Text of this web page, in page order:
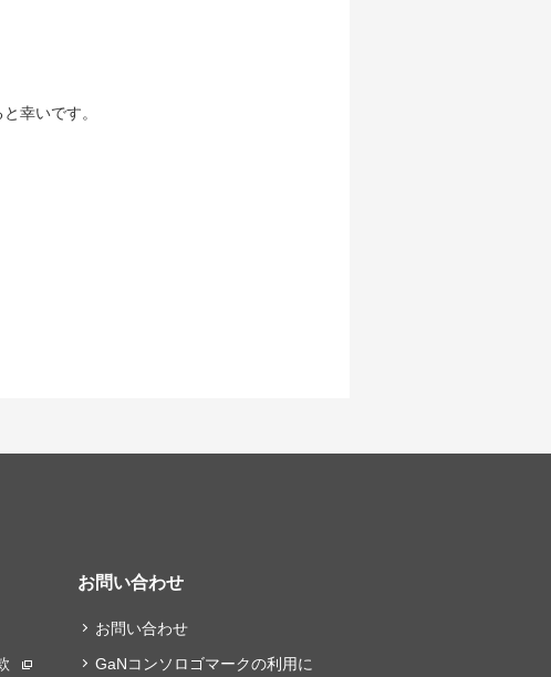
幸いです。
お問い合わせ
お問い合わせ
GaNコンソロゴマークの利用に